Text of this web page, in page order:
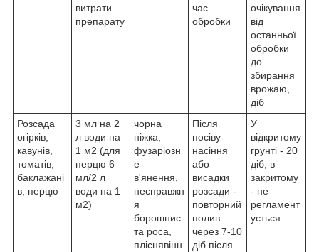
витрати
препарату
час
обробки
очікування
від
останньої
обробки
до
збирання
врожаю,
діб
Розсада
огірків,
кавунів,
томатів,
баклажані
в, перцю
3 мл на 2
л води на
1 м2 (для
перцю 6
мл/2 л
води на 1
м2)
чорна
ніжка,
фузаріозн
е
в'янення,
несправжн
я
борошнис
та роса,
пліснявінн
Після
посіву
насіння
або
висадки
розсади -
повторний
полив
через 7-10
діб після
У
відкритому
грунті - 20
діб, в
закритому
- не
регламент
ується